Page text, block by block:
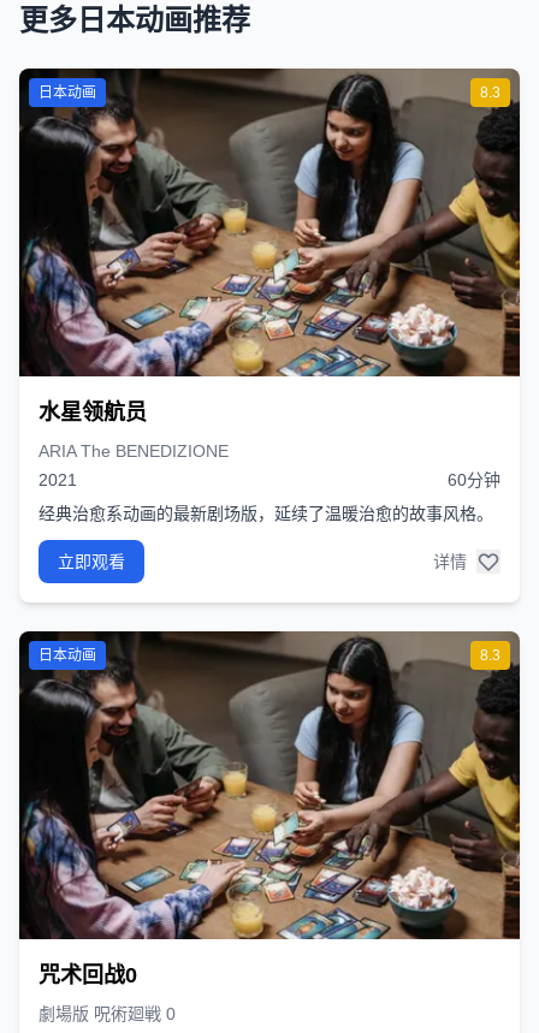
更多日本动画推荐
8.3
日本动画
水星领航员
ARIA The BENEDIZIONE
2021
60分钟
经典治愈系动画的最新剧场版，延续了温暖治愈的故事风格。
立即观看 详情
8.3
日本动画
咒术回战0
劇場版 呪術廻戦 0